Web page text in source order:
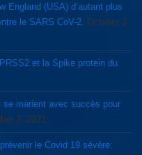
England (USA) d’autant plus
le SARS CoV-2. October 3,
et la Spike protein du
marient avec succès pour
2, 2021
le Covid 19 sévère: